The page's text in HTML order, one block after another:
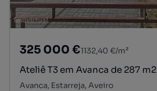
325 000 €1132,40 €/m²
Ateliê T3 em Avanca de 287 m2
Avanca, Estarreja, Aveiro